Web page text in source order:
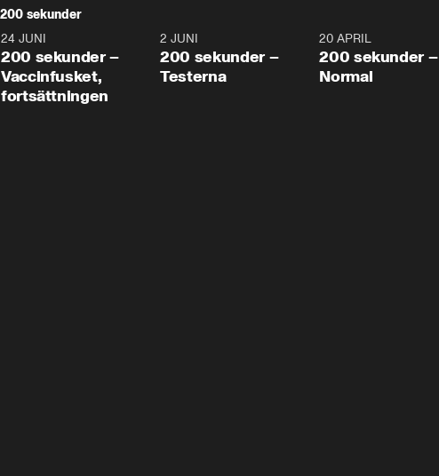
200 sekunder
5:00
24 JUNI
200 sekunder –
Vaccinfusket,
fortsättningen
4:23
2 JUNI
200 sekunder –
Testerna
20 APRIL
200 sekunder –
Normal